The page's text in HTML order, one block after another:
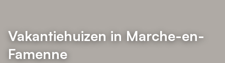
Vakantiehuizen in Marche-en-
Famenne